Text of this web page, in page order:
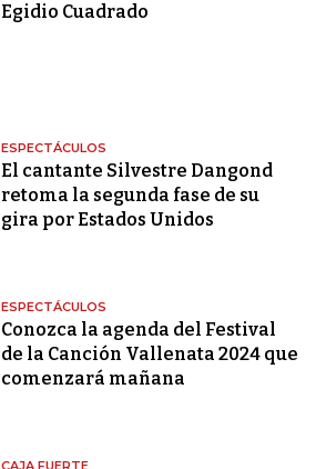
Egidio Cuadrado
ESPECTÁCULOS
El cantante Silvestre Dangond
retoma la segunda fase de su
gira por Estados Unidos
ESPECTÁCULOS
Conozca la agenda del Festival
de la Canción Vallenata 2024 que
comenzará mañana
CAJA FUERTE